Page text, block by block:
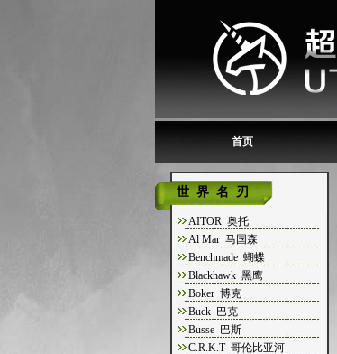
首页
世界名刃
AITOR 奥托
Al Mar 马国森
Benchmade 蝴蝶
Blackhawk 黑鹰
Boker 博克
Buck 巴克
Busse 巴斯
C.R.K.T 哥伦比亚河